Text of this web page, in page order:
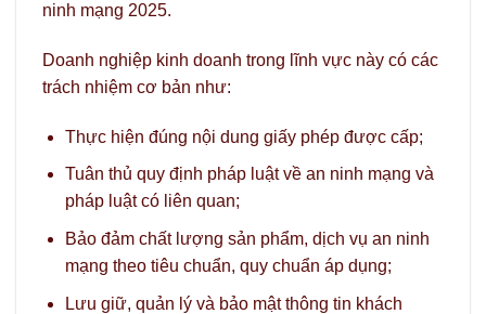
ninh mạng 2025.
Doanh nghiệp kinh doanh trong lĩnh vực này có các
trách nhiệm cơ bản như:
Thực hiện đúng nội dung giấy phép được cấp;
Tuân thủ quy định pháp luật về an ninh mạng và
pháp luật có liên quan;
Bảo đảm chất lượng sản phẩm, dịch vụ an ninh
mạng theo tiêu chuẩn, quy chuẩn áp dụng;
Lưu giữ, quản lý và bảo mật thông tin khách